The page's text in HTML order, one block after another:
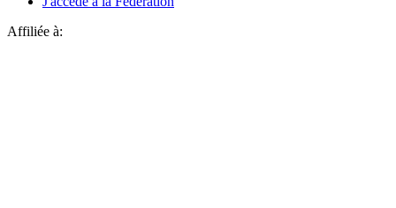
Affiliée à: